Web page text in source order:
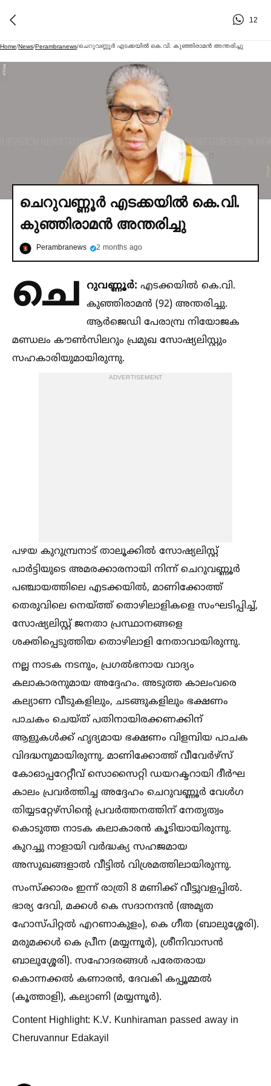
12
Home/News/Perambranews/ചെറുവണ്ണൂര്‍ എടക്കയില്‍ കെ.വി. കുഞ്ഞിരാമന്‍ അന്തരിച്ചു
ചെറുവണ്ണൂര്‍ എടക്കയില്‍ കെ.വി.
കുഞ്ഞിരാമന്‍ അന്തരിച്ചു
Perambranews 2 months ago
ചെ റുവണ്ണൂര്‍: എടക്കയില്‍ കെ.വി.
കുഞ്ഞിരാമന്‍ (92) അന്തരിച്ചു.
ആര്‍ജെഡി പേരാമ്പ്ര നിയോജക
മണ്ഡലം കൗണ്‍സിലറും പ്രമുഖ സോഷ്യലിസ്റ്റും
സഹകാരിയുമായിരുന്നു.
ADVERTISEMENT
പഴയ കുറുമ്പ്രനാട് താലൂക്കില്‍ സോഷ്യലിസ്റ്റ്
പാര്‍ട്ടിയുടെ അമരക്കാരനായി നിന്ന് ചെറുവണ്ണൂര്‍
പഞ്ചായത്തിലെ എടക്കയില്‍, മാണിക്കോത്ത്
തെരുവിലെ നെയ്ത്ത് തൊഴിലാളികളെ സംഘടിപ്പിച്ച്‌,
സോഷ്യലിസ്റ്റ് ജനതാ പ്രസ്ഥാനങ്ങളെ
ശക്തിപ്പെടുത്തിയ തൊഴിലാളി നേതാവായിരുന്നു.
നല്ല നാടക നടനും, പ്രഗല്‍ഭനായ വാദ്യം
കലാകാരനുമായ അദ്ദേഹം. അടുത്ത കാലംവരെ
കല്യാണ വീടുകളിലും, ചടങ്ങുകളിലും ഭക്ഷണം
പാചകം ചെയ്ത് പതിനായിരക്കണക്കിന്
ആളുകള്‍ക്ക് ഹൃദ്യമായ ഭക്ഷണം വിളമ്പിയ പാചക
വിദദ്ധനുമായിരുന്നു. മാണിക്കോത്ത് വീവേര്‍ഴ്സ്
കോഓപ്പറേറ്റീവ് സൊസൈറ്റി ഡയറക്ടറായി ദീര്‍ഘ
കാലം പ്രവര്‍ത്തിച്ച അദ്ദേഹം ചെറുവണ്ണൂര്‍ വേള്‍ഗ
തിയ്യടറ്റേഴ്സിന്റെ പ്രവര്‍ത്തനത്തിന് നേതൃത്വം
കൊടുത്ത നാടക കലാകാരന്‍ കൂടിയായിരുന്നു.
കുറച്ചു നാളായി വര്‍ദ്ധക്യ സഹജമായ
അസുഖങ്ങളാല്‍ വീട്ടില്‍ വിശ്രമത്തിലായിരുന്നു.
സംസ്‌ക്കാരം ഇന്ന് രാത്രി 8 മണിക്ക് വീട്ടുവളപ്പില്‍.
ഭാര്യ ദേവി, മക്കള്‍ കെ സദാനന്ദന്‍ (അമൃത
ഹോസ്പിറ്റല്‍ എറണാകുളം), കെ ഗീത (ബാലുശ്ശേരി).
മരുമക്കള്‍ കെ പ്രീന (മയ്യന്നൂര്‍), ശ്രീനിവാസന്‍
ബാലുശ്ശേരി). സഹോദരങ്ങള്‍ പരേതരായ
കൊന്നക്കല്‍ കണാരന്‍, ദേവകി കപ്പൂമ്മല്‍
(കൂത്താളി), കല്യാണി (മയ്യന്നൂര്‍).
Content Highlight: K.V. Kunhiraman passed away in
Cheruvannur Edakayil